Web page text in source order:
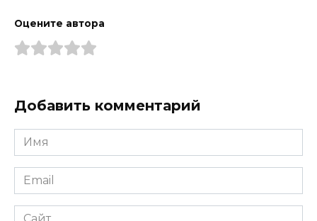
Оцените автора
Добавить комментарий
Имя
*
Email
*
Сайт